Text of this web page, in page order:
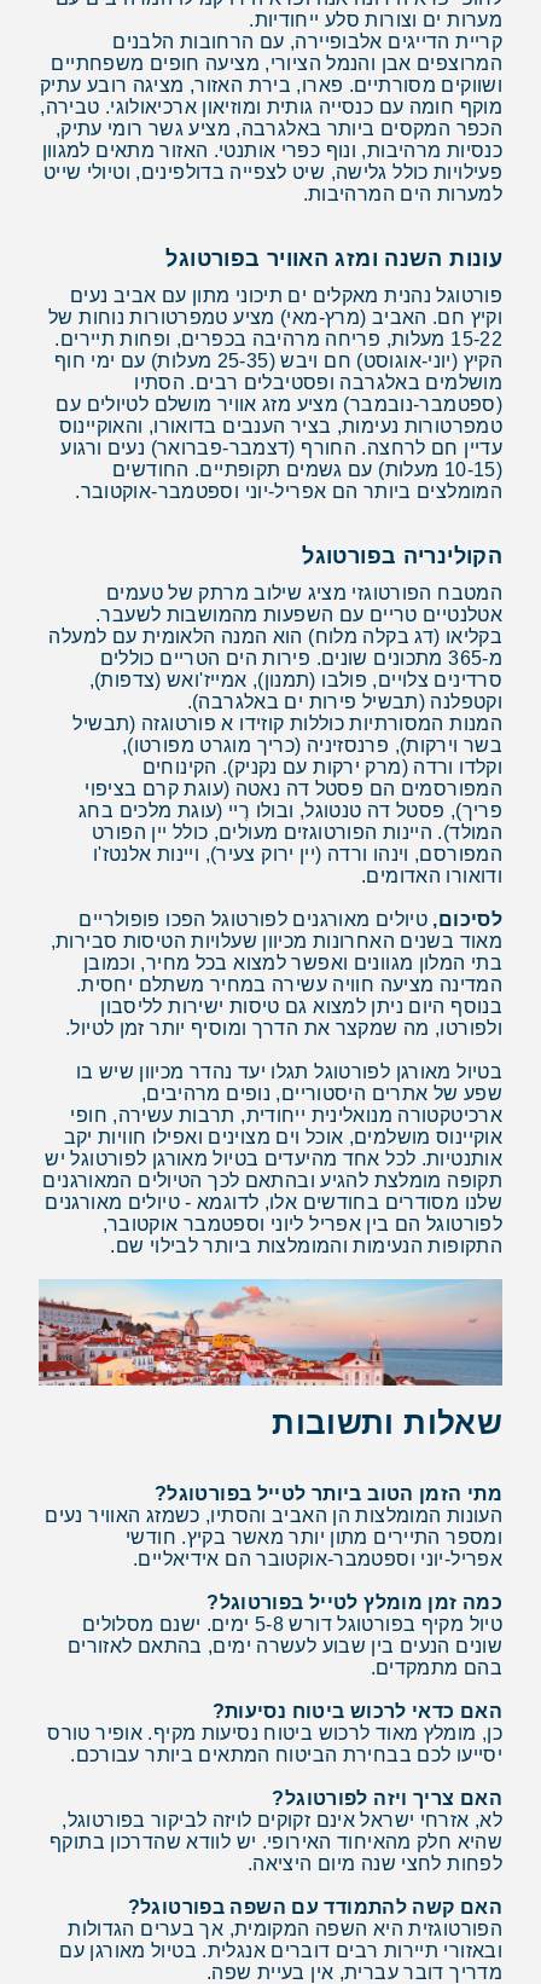
מערות ים וצורות סלע ייחודיות.
קריית הדייגים אלבופיירה, עם הרחובות הלבנים
המרוצפים אבן והנמל הציורי, מציעה חופים משפחתיים
ושווקים מסורתיים. פארו, בירת האזור, מציגה רובע עתיק
מוקף חומה עם כנסייה גותית ומוזיאון ארכיאולוגי. טבירה,
הכפר המקסים ביותר באלגרבה, מציע גשר רומי עתיק,
כנסיות מרהיבות, ונוף כפרי אותנטי. האזור מתאים למגוון
פעילויות כולל גלישה, שיט לצפייה בדולפינים, וטיולי שייט
למערות הים המרהיבות.
עונות השנה ומזג האוויר בפורטוגל
פורטוגל נהנית מאקלים ים תיכוני מתון עם אביב נעים
וקיץ חם. האביב (מרץ-מאי) מציע טמפרטורות נוחות של
15-22 מעלות, פריחה מרהיבה בכפרים, ופחות תיירים.
הקיץ (יוני-אוגוסט) חם ויבש (25-35 מעלות) עם ימי חוף
מושלמים באלגרבה ופסטיבלים רבים. הסתיו
(ספטמבר-נובמבר) מציע מזג אוויר מושלם לטיולים עם
טמפרטורות נעימות, בציר הענבים בדואורו, והאוקיינוס
עדיין חם לרחצה. החורף (דצמבר-פברואר) נעים ורגוע
(10-15 מעלות) עם גשמים תקופתיים. החודשים
המומלצים ביותר הם אפריל-יוני וספטמבר-אוקטובר.
הקולינריה בפורטוגל
המטבח הפורטוגזי מציג שילוב מרתק של טעמים
אטלנטיים טריים עם השפעות מהמושבות לשעבר.
בקליאו (דג בקלה מלוח) הוא המנה הלאומית עם למעלה
מ-365 מתכונים שונים. פירות הים הטריים כוללים
סרדינים צלויים, פולבו (תמנון), אמייז'ואש (צדפות),
וקטפלנה (תבשיל פירות ים באלגרבה).
המנות המסורתיות כוללות קוזידו א פורטוגזה (תבשיל
בשר וירקות), פרנסזיניה (כריך מוגרט מפורטו),
וקלדו ורדה (מרק ירקות עם נקניק). הקינוחים
המפורסמים הם פסטל דה נאטה (עוגת קרם בציפוי
פריך), פסטל דה טנטוגל, ובולו רֶיי (עוגת מלכים בחג
המולד). היינות הפורטוגזים מעולים, כולל יין הפורט
המפורסם, וינהו ורדה (יין ירוק צעיר), ויינות אלנטז'ו
ודואורו האדומים.
לסיכום, טיולים מאורגנים לפורטוגל הפכו פופולריים
מאוד בשנים האחרונות מכיוון שעלויות הטיסות סבירות,
בתי המלון מגוונים ואפשר למצוא בכל מחיר, וכמובן
המדינה מציעה חוויה עשירה במחיר משתלם יחסית.
בנוסף היום ניתן למצוא גם טיסות ישירות לליסבון
ולפורטו, מה שמקצר את הדרך ומוסיף יותר זמן לטיול.
בטיול מאורגן לפורטוגל תגלו יעד נהדר מכיוון שיש בו
שפע של אתרים היסטוריים, נופים מרהיבים,
ארכיטקטורה מנואלינית ייחודית, תרבות עשירה, חופי
אוקיינוס מושלמים, אוכל וים מצוינים ואפילו חוויות יקב
אותנטיות. לכל אחד מהיעדים בטיול מאורגן לפורטוגל יש
תקופה מומלצת להגיע ובהתאם לכך הטיולים המאורגנים
שלנו מסודרים בחודשים אלו, לדוגמא - טיולים מאורגנים
לפורטוגל הם בין אפריל ליוני וספטמבר אוקטובר,
התקופות הנעימות והמומלצות ביותר לבילוי שם.
שאלות ותשובות
מתי הזמן הטוב ביותר לטייל בפורטוגל?
העונות המומלצות הן האביב והסתיו, כשמזג האוויר נעים
ומספר התיירים מתון יותר מאשר בקיץ. חודשי
אפריל-יוני וספטמבר-אוקטובר הם אידיאליים.
כמה זמן מומלץ לטייל בפורטוגל?
טיול מקיף בפורטוגל דורש 5-8 ימים. ישנם מסלולים
שונים הנעים בין שבוע לעשרה ימים, בהתאם לאזורים
בהם מתמקדים.
האם כדאי לרכוש ביטוח נסיעות?
כן, מומלץ מאוד לרכוש ביטוח נסיעות מקיף. אופיר טורס
יסייעו לכם בבחירת הביטוח המתאים ביותר עבורכם.
האם צריך ויזה לפורטוגל?
לא, אזרחי ישראל אינם זקוקים לויזה לביקור בפורטוגל,
שהיא חלק מהאיחוד האירופי. יש לוודא שהדרכון בתוקף
לפחות לחצי שנה מיום היציאה.
האם קשה להתמודד עם השפה בפורטוגל?
הפורטוגזית היא השפה המקומית, אך בערים הגדולות
ובאזורי תיירות רבים דוברים אנגלית. בטיול מאורגן עם
מדריך דובר עברית, אין בעיית שפה.